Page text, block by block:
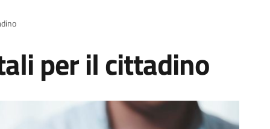
per il cittadino